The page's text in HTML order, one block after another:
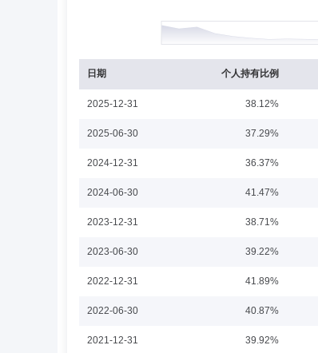
刘非女士：研究生、硕士。曾任易方达基金董
具有基金从业资格。
日期 个人持有比例
2025-12-31 38.12%
2025-06-30 37.29%
2024-12-31 36.37%
2024-06-30 41.47%
2023-12-31 38.71%
2023-06-30 39.22%
2022-12-31 41.89%
2022-06-30 40.87%
2021-12-31 39.92%